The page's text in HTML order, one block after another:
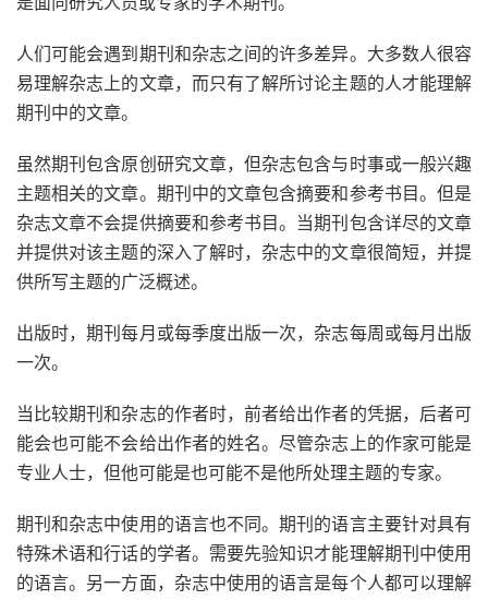
人们可能会遇到期刊和杂志之间的许多差异。大多数人很容
易理解杂志上的文章，而只有了解所讨论主题的人才能理解
期刊中的文章。
虽然期刊包含原创研究文章，但杂志包含与时事或一般兴趣
主题相关的文章。期刊中的文章包含摘要和参考书目。但是
杂志文章不会提供摘要和参考书目。当期刊包含详尽的文章
并提供对该主题的深入了解时，杂志中的文章很简短，并提
供所写主题的广泛概述。
出版时，期刊每月或每季度出版一次，杂志每周或每月出版
一次。
当比较期刊和杂志的作者时，前者给出作者的凭据，后者可
能会也可能不会给出作者的姓名。尽管杂志上的作家可能是
专业人士，但他可能是也可能不是他所处理主题的专家。
期刊和杂志中使用的语言也不同。期刊的语言主要针对具有
特殊术语和行话的学者。需要先验知识才能理解期刊中使用
的语言。另一方面，杂志中使用的语言是每个人都可以理解